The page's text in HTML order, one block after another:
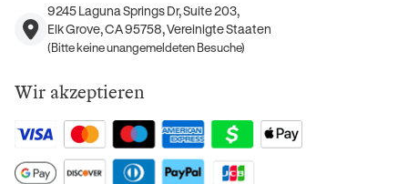
9245 Laguna Springs Dr, Suite 203,
Elk Grove, CA 95758, Vereinigte Staaten
(Bitte keine unangemeldeten Besuche)
Wir akzeptieren